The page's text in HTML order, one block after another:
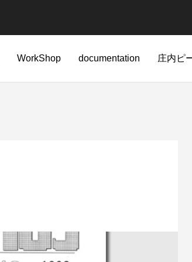
WorkShop documentation 庄内ピ